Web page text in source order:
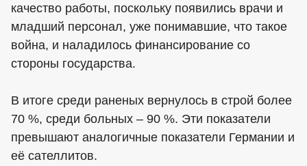
качество работы, поскольку появились врачи и
младший персонал, уже понимавшие, что такое
война, и наладилось финансирование со
стороны государства.
В итоге среди раненых вернулось в строй более
70 %, среди больных – 90 %. Эти показатели
превышают аналогичные показатели Германии и
её сателлитов.